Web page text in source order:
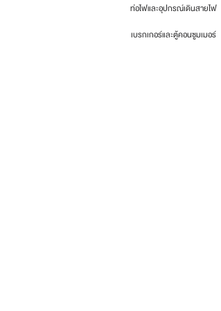
ท่อไฟและอุปกรณ์เดินสายไฟ
เบรกเกอร์และตู้คอนซูมเมอร์